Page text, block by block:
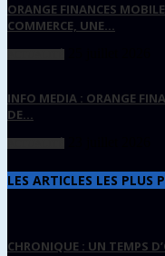
ORANGE FINANCES
COMMERCE, UNE...
INFO MEDIA : ORANGE
DE...
LES ARTICLES LES PLUS
CHRONIQUE : UN TEMPS